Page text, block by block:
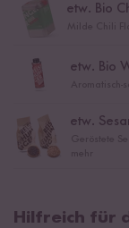
etw. Bio
etw. Bio
etw.
Hilfreich für